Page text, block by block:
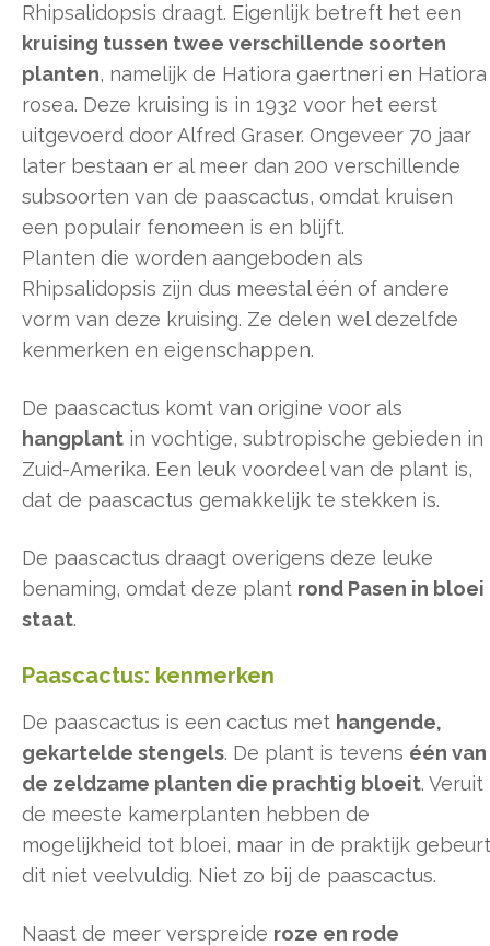
Rhipsalidopsis draagt. Eigenlijk betreft het een
kruising tussen twee verschillende soorten
planten, namelijk de Hatiora gaertneri en Hatiora
rosea. Deze kruising is in 1932 voor het eerst
uitgevoerd door Alfred Graser. Ongeveer 70 jaar
later bestaan er al meer dan 200 verschillende
subsoorten van de paascactus, omdat kruisen
een populair fenomeen is en blijft.
Planten die worden aangeboden als
Rhipsalidopsis zijn dus meestal één of andere
vorm van deze kruising. Ze delen wel dezelfde
kenmerken en eigenschappen.
De paascactus komt van origine voor als
hangplant in vochtige, subtropische gebieden in
Zuid-Amerika. Een leuk voordeel van de plant is,
dat de paascactus gemakkelijk te stekken is.
De paascactus draagt overigens deze leuke
benaming, omdat deze plant rond Pasen in bloei
staat.
Paascactus: kenmerken
De paascactus is een cactus met hangende,
gekartelde stengels. De plant is tevens één van
de zeldzame planten die prachtig bloeit. Veruit
de meeste kamerplanten hebben de
mogelijkheid tot bloei, maar in de praktijk gebeurt
dit niet veelvuldig. Niet zo bij de paascactus.
Naast de meer verspreide roze en rode